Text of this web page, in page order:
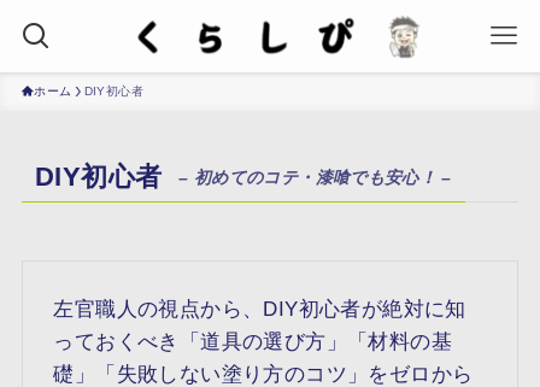
ホーム DIY初心者
DIY初心者 – 初めてのコテ・漆喰でも安心！ –
左官職人の視点から、DIY初心者が絶対に知
っておくべき「道具の選び方」「材料の基
礎」「失敗しない塗り方のコツ」をゼロから